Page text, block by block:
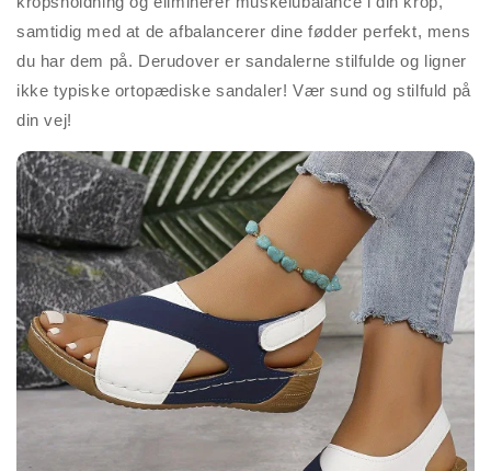
samtidig med at de afbalancerer dine fødder perfekt, mens
du har dem på. Derudover er sandalerne stilfulde og ligner
ikke typiske ortopædiske sandaler! Vær sund og stilfuld på
din vej!